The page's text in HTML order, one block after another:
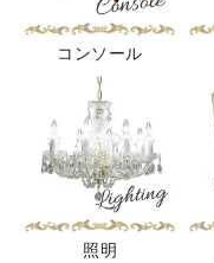
コンソール
照明